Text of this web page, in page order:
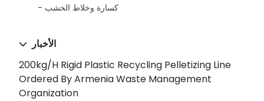
كسارة وخلاط الخشب
الأخبار
200kg/h Rigid Plastic Recycling Pelletizing Line
Ordered By Armenia Waste Management
Organization